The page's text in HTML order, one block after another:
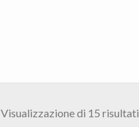
Visualizzazione di 15 risultati